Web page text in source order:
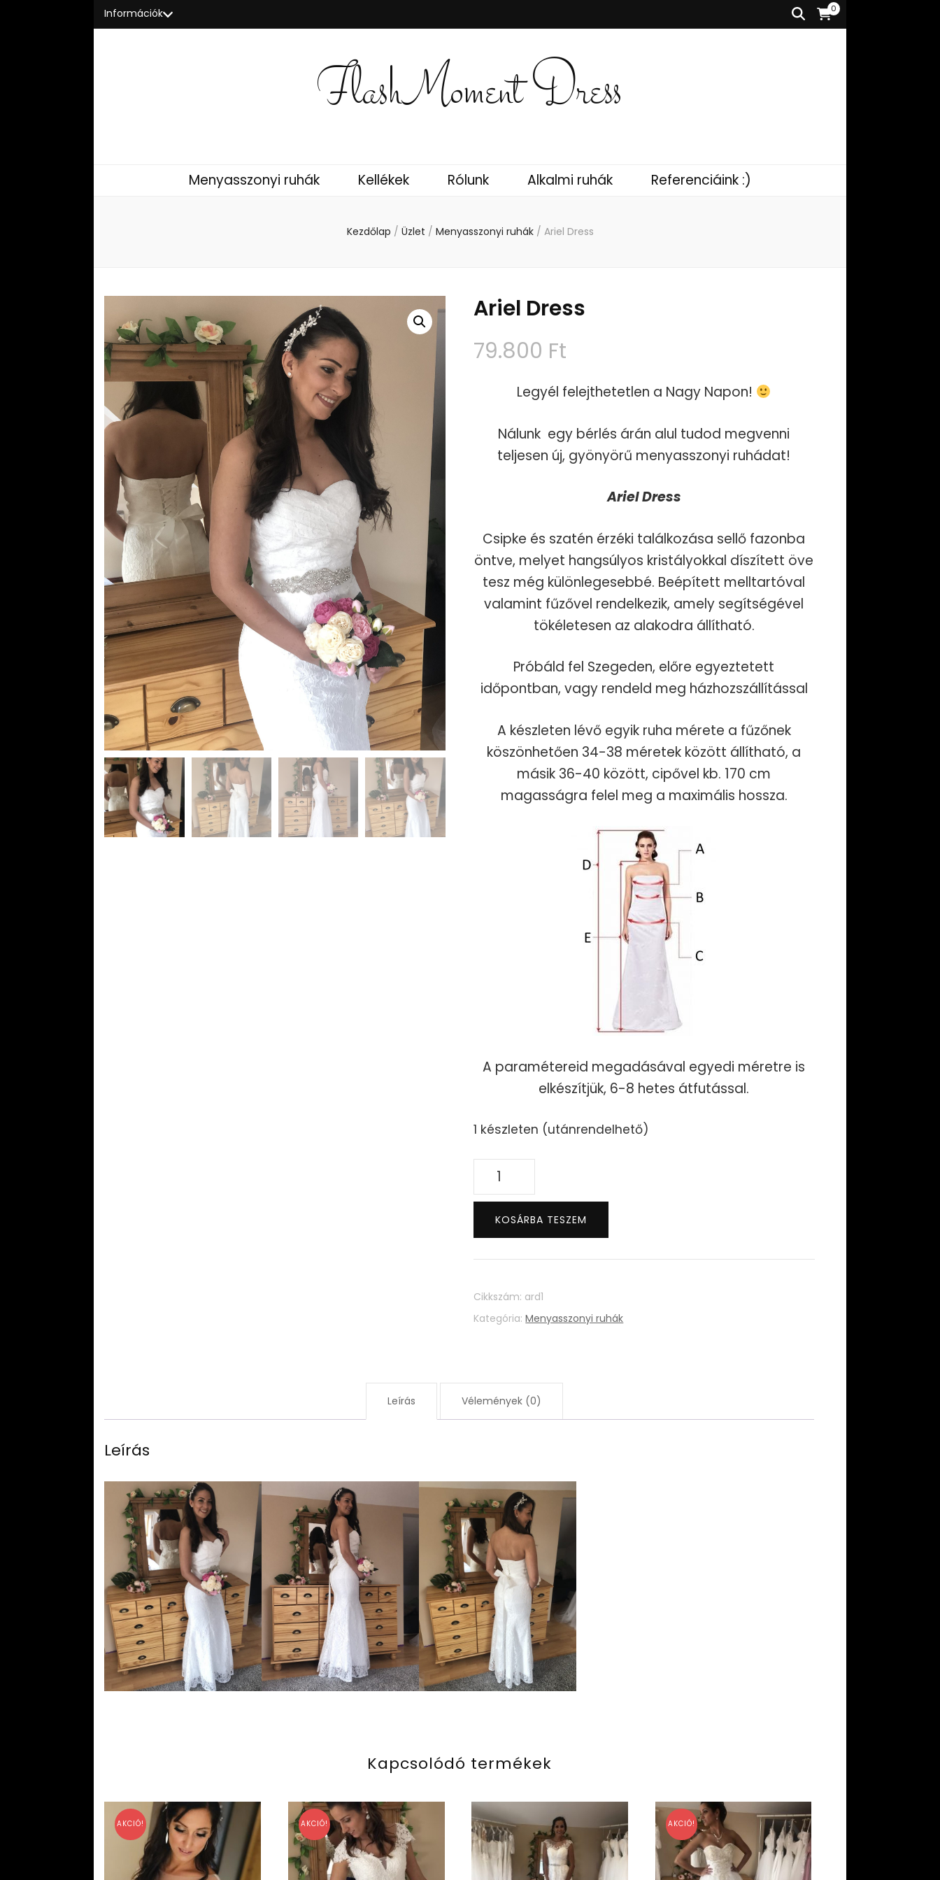
Információk 0
FlashMoment Dress
Menyasszonyi ruhák Kellékek Rólunk Alkalmi ruhák Referenciáink :)
Kezdőlap / Üzlet / Menyasszonyi ruhák / Ariel Dress
Ariel Dress
79.800 Ft
Legyél felejthetetlen a Nagy Napon!
Nálunk egy bérlés árán alul tudod megvenni
teljesen új, gyönyörű menyasszonyi ruhádat!
Ariel Dress
Csipke és szatén érzéki találkozása sellő fazonba
öntve, melyet hangsúlyos kristályokkal díszített öve
tesz még különlegesebbé. Beépített melltartóval
valamint fűzővel rendelkezik, amely segítségével
tökéletesen az alakodra állítható.
Próbáld fel Szegeden, előre egyeztetett
időpontban, vagy rendeld meg házhozszállítással
A készleten lévő egyik ruha mérete a fűzőnek
köszönhetően 34-38 méretek között állítható, a
másik 36-40 között, cipővel kb. 170 cm
magasságra felel meg a maximális hossza.
A paramétereid megadásával egyedi méretre is
elkészítjük, 6-8 hetes átfutással.
1 készleten (utánrendelhető)
Ariel
Dress
mennyiség
KOSÁRBA TESZEM
Cikkszám: ard1
Kategória:Menyasszonyi ruhák
Leírás Vélemények (0)
Leírás
Kapcsolódó termékek
AKCIÓ! AKCIÓ! AKCIÓ!